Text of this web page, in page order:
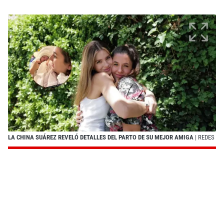
LA CHINA SUÁREZ REVELÓ DETALLES DEL PARTO DE SU MEJOR AMIGA | REDES